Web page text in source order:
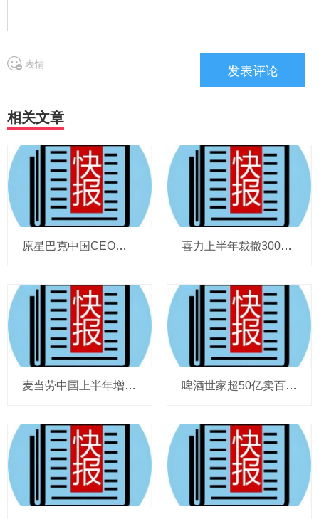
表情
相关文章
原星巴克中国CEO蔡德粦掌舵恒隆，百胜中国完成必胜客内地所有权收购，泸溪河迎来反转，帝亚吉欧裁减岗位计划发布，秋天第一杯奶茶爆单 喜力上半年裁撤3000岗位，太古可口可乐总裁说饮料品类增长态势良好，华润饮料下半年要打三场关键战役，帝亚吉欧新帅努力应对白酒市场影响
麦当劳中国上半年增至8114家，达能CEO称现阶段更具进攻性，“小酒馆”海伦司盈警，现代牧业完成收购中国圣牧股权，茶颜悦色合肥首店开业 啤酒世家超50亿卖百威集团股份，宗庆后之子任新公司董事长，FIVE GUYS明年重点加密北京，三只松鼠华南总部入驻佛山，达能完成阿根廷合资